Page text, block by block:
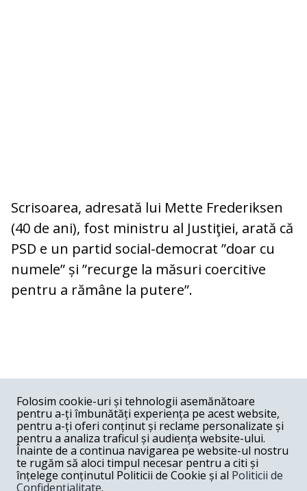
Scrisoarea, adresată lui Mette Frederiksen
(40 de ani), fost ministru al Justiţiei, arată că
PSD e un partid social-democrat ”doar cu
numele” și ”recurge la măsuri coercitive
pentru a rămâne la putere”.
COMENTARII
Nume
Email
Folosim cookie-uri și tehnologii asemănătoare
pentru a-ți îmbunătăți experiența pe acest website,
pentru a-ți oferi conținut și reclame personalizate și
pentru a analiza traficul și audiența website-ului.
Înainte de a continua navigarea pe website-ul nostru
te rugăm să aloci timpul necesar pentru a citi și
înțelege conținutul Politicii de Cookie și al Politicii de
Confidențialitate.